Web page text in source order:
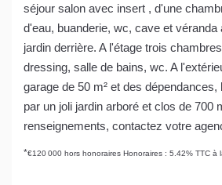
séjour salon avec insert , d'une
d'eau, buanderie, wc, cave et
jardin derrière. A l'étage trois
dressing, salle de bains, wc. A
garage de 50 m² et des dépendances,
par un joli jardin arboré et clos de 700
renseignements, contactez votre
*€120 000 hors honoraires Honoraires : 5.42% TTC à